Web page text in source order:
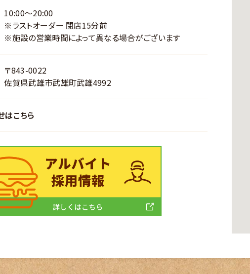
10:00～20:00
※ラストオーダー 閉店15分前
※施設の営業時間によって異なる場合がございます
〒843-0022
佐賀県武雄市武雄町武雄4992
はこちら